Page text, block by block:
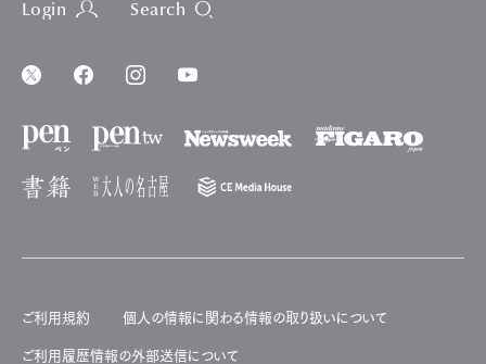
Login Search
ご利用規約 個人の情報に関わる情報の取り扱いについて
ご利用履歴情報の外部送信について